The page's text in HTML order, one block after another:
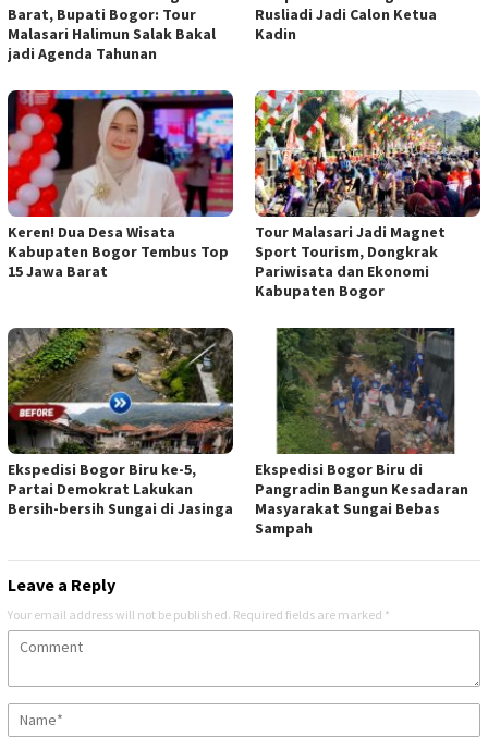
Barat, Bupati Bogor: Tour
Malasari Halimun Salak Bakal
jadi Agenda Tahunan
Rusliadi Jadi Calon Ketua
Kadin
Keren! Dua Desa Wisata
Kabupaten Bogor Tembus Top
15 Jawa Barat
Tour Malasari Jadi Magnet
Sport Tourism, Dongkrak
Pariwisata dan Ekonomi
Kabupaten Bogor
Ekspedisi Bogor Biru ke-5,
Partai Demokrat Lakukan
Bersih-bersih Sungai di Jasinga
Ekspedisi Bogor Biru di
Pangradin Bangun Kesadaran
Masyarakat Sungai Bebas
Sampah
Leave a Reply
Your email address will not be published. Required fields are marked *